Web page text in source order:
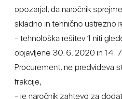
opozarjal, da naročnik
skladno in tehnično ustrezno
- tehnološka rešitev 1 niti
objavljene 30. 6. 2020 in 14.
Procurement, ne predvideva
frakcije,
- je naročnik zahtevo za